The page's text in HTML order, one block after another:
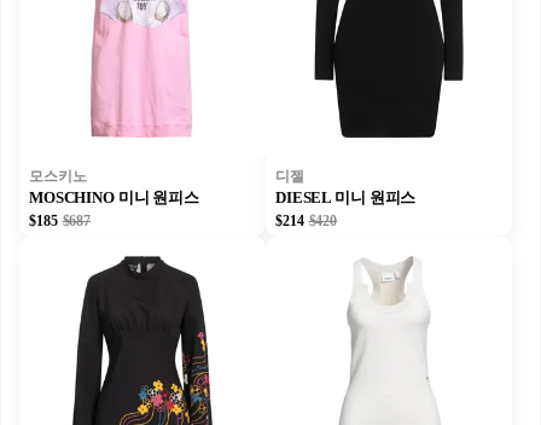
모스키노
MOSCHINO 미니 원피스
$185 $687
디젤
DIESEL 미니 원피스
$214 $420